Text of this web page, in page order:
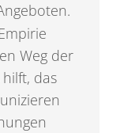
Weg der
das